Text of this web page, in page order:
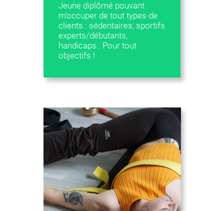
Jeune diplômé pouvant
m'occuper de tout types de
clients : sédentaires, sportifs
experts/débutants,
handicaps.. Pour tout
objectifs !